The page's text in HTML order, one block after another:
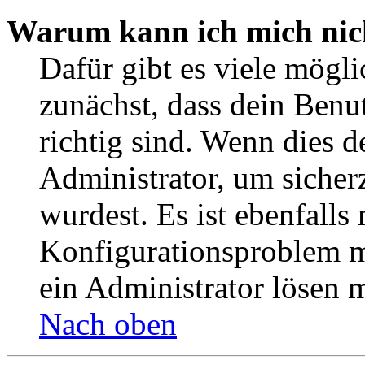
Warum kann ich mich
Dafür gibt es viele
zunächst, dass dein
richtig sind. Wenn dies
Administrator, um
wurdest. Es ist ebenfalls
Konfigurationsproblem
ein Administrator lösen
Nach oben